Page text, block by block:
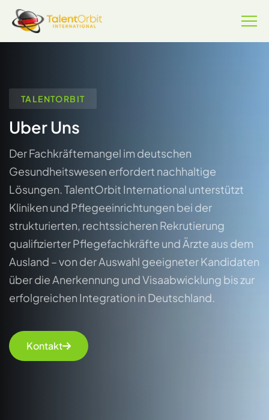
TALENTORBIT
Uber Uns
Der Fachkräftemangel im deutschen
Gesundheitswesen erfordert nachhaltige
Lösungen. TalentOrbit International unterstützt
Kliniken und Pflegeeinrichtungen bei der
strukturierten, rechtssicheren Rekrutierung
qualifizierter Pflegefachkräfte und Ärzte aus dem
Ausland – von der Auswahl geeigneter Kandidaten
über die Anerkennung und Visaabwicklung bis zur
erfolgreichen Integration in Deutschland.
Kontakt